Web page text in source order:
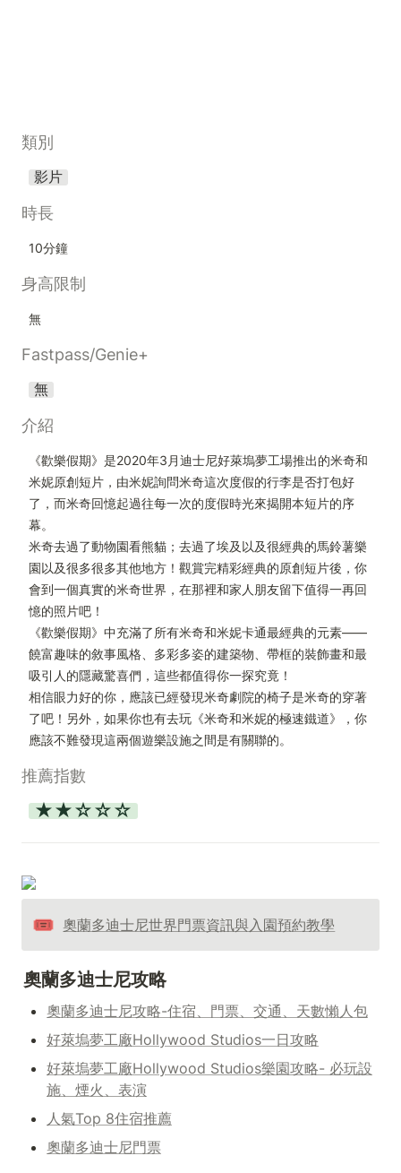
類別
影片
時長
10分鐘
身高限制
無
Fastpass/Genie+
無
介紹
《歡樂假期》是2020年3月迪士尼好萊塢夢工場推出的米奇和
米妮原創短片，由米妮詢問米奇這次度假的行李是否打包好
了，而米奇回憶起過往每一次的度假時光來揭開本短片的序
幕。
米奇去過了動物園看熊貓；去過了埃及以及很經典的馬鈴薯樂
園以及很多很多其他地方！觀賞完精彩經典的原創短片後，你
會到一個真實的米奇世界，在那裡和家人朋友留下值得一再回
憶的照片吧！
《歡樂假期》中充滿了所有米奇和米妮卡通最經典的元素——
饒富趣味的敘事風格、多彩多姿的建築物、帶框的裝飾畫和最
吸引人的隱藏驚喜們，這些都值得你一探究竟！
相信眼力好的你，應該已經發現米奇劇院的椅子是米奇的穿著
了吧！另外，如果你也有去玩《米奇和米妮的極速鐵道》，你
應該不難發現這兩個遊樂設施之間是有關聯的。
推薦指數
★★☆☆☆
🎟️ 奧蘭多迪士尼世界門票資訊與入園預約教學
奧蘭多迪士尼攻略
奧蘭多迪士尼攻略-住宿、門票、交通、天數懶人包
好萊塢夢工廠Hollywood Studios一日攻略
好萊塢夢工廠Hollywood Studios樂園攻略- 必玩設
施、煙火、表演
人氣Top 8住宿推薦
奧蘭多迪士尼門票